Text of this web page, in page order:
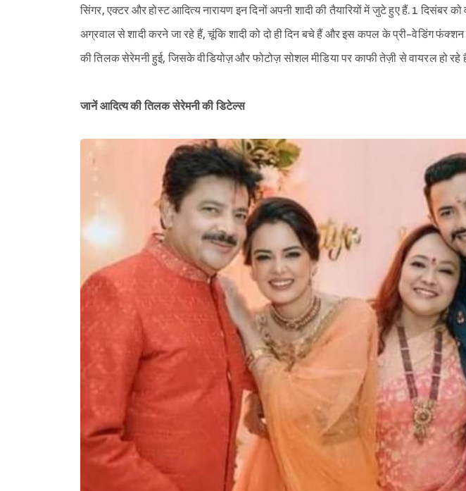
सिंगर, एक्टर और होस्ट आदित्य नारायण इन दिनों अपनी शादी की तैयारियों में जुटे हुए हैं. 1 दिसंबर को
अग्रवाल से शादी करने जा रहे हैं, चूंकि शादी को दो ही दिन बचे हैं और इस कपल के प्री-वेडिंग
की तिलक सेरेमनी हुई, जिसके वीडियोज़ और फोटोज़ सोशल मीडिया पर काफी तेज़ी से वायरल हो रहे
जानें आदित्य की तिलक सेरेमनी की डिटेल्स